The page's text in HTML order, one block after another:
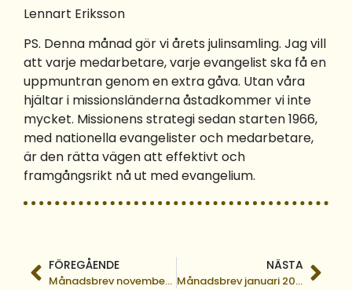
Lennart Eriksson
PS. Denna månad gör vi årets julinsamling. Jag vill
att varje medarbetare, varje evangelist ska få en
uppmuntran genom en extra gåva. Utan våra
hjältar i missionsländerna åstadkommer vi inte
mycket. Missionens strategi sedan starten 1966,
med nationella evangelister och medarbetare,
är den rätta vägen att effektivt och
framgångsrikt nå ut med evangelium.
FÖREGÅENDE
Månadsbrev november 2018
NÄSTA
Månadsbrev januari 2019